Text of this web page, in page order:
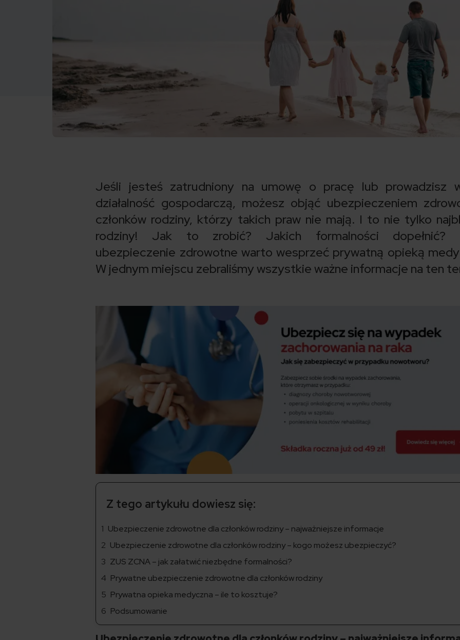
Jeśli jesteś zatrudniony na umowę o pracę lub prowadzisz
działalność gospodarczą, możesz objąć ubezpieczeniem
członków rodziny, którzy takich praw nie mają. I to nie tylko
rodziny! Jak to zrobić? Jakich formalności dopełnić?
ubezpieczenie zdrowotne warto wesprzeć prywatną opieką
W jednym miejscu zebraliśmy wszystkie ważne informacje na ten
Z tego artykułu dowiesz się:
Ubezpieczenie zdrowotne dla członków rodziny – najważniejsze informacje
Ubezpieczenie zdrowotne dla członków rodziny – kogo możesz ubezpieczyć?
ZUS ZCNA – jak załatwić niezbędne formalności?
Prywatne ubezpieczenie zdrowotne dla członków rodziny
Prywatna opieka medyczna – ile to kosztuje?
Podsumowanie